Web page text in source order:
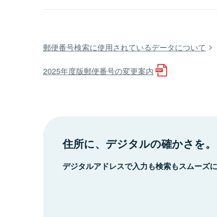
郵便番号検索に使用されているデータについて
2025年度版郵便番号の変更案内
住所に、デジタルの確かさを。
デジタルアドレスで入力も検索もスムーズ